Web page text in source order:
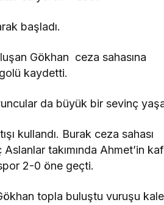
başladı.
Gökhan ceza sahasına
kaydetti.
da büyük bir sevinç
kullandı. Burak ceza sahası
takımında Ahmet’in
2-0 öne geçti.
topla buluştu vuruşu